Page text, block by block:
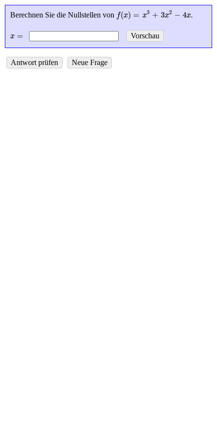
Berechnen Sie die Nullstellen von f(x) = x3 + 3x2 − 4x
(x = 3x 2 4x .
x =
x=